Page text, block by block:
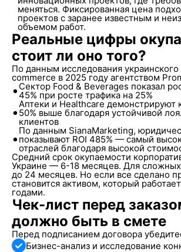
меняться. Фиксированная цена
проектов с заранее известным и
объемом работ.
Реальные цифры
стоит ли оно того?
По данным исследования
commerce в 2025 году агентством
•Сектор Food & Beverages показал
45% при росте трафика на 25%
•
Аптеки и Healthcare демонстрируют
50% выше благодаря устойчивой
клиентов
•
По данным SianaMarketing,
показывают ROI 485% — самый
отраслей благодаря высокой
Средний срок окупаемости
Украине — 6-18 месяцев. Для
до 24 месяцев. Но если все сделано
становится активом, который
годами.
Чек-лист перед
должно быть в смете
Перед подписанием договора
Бизнес-анализ и исследование